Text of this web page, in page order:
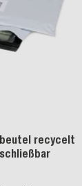
recycelt